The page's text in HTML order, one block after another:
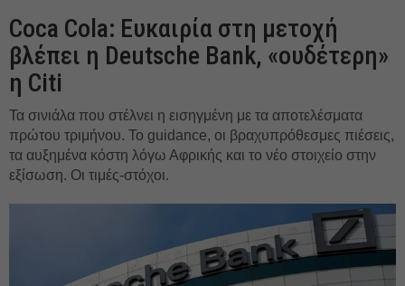
Coca Cola: Ευκαιρία στη μετοχή
βλέπει η Deutsche Bank, «ουδέτερη»
η Citi
Τα σινιάλα που στέλνει η εισηγμένη με τα αποτελέσματα
πρώτου τριμήνου. Το guidance, οι βραχυπρόθεσμες πιέσεις,
τα αυξημένα κόστη λόγω Αφρικής και το νέο στοιχείο στην
εξίσωση. Οι τιμές-στόχοι.